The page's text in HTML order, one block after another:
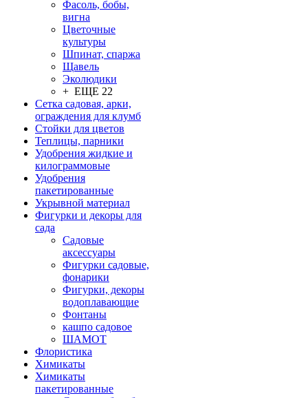
Фасоль, бобы,
вигна
Цветочные
культуры
Шпинат, спаржа
Щавель
Эколюдики
+ ЕЩЕ 22
Сетка садовая, арки,
ограждения для клумб
Стойки для цветов
Теплицы, парники
Удобрения жидкие и
килограммовые
Удобрения
пакетированные
Укрывной материал
Фигурки и декоры для
сада
Садовые
аксессуары
Фигурки садовые,
фонарики
Фигурки, декоры
водоплавающие
Фонтаны
кашпо садовое
ШАМОТ
Флористика
Химикаты
Химикаты
пакетированные